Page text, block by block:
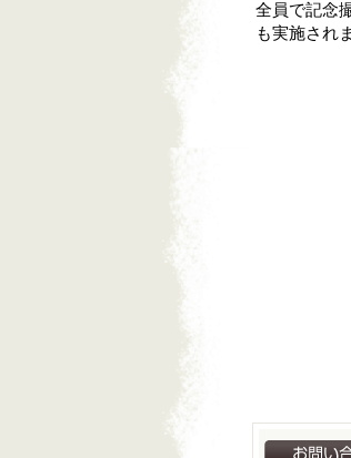
全員で記念
も実施され